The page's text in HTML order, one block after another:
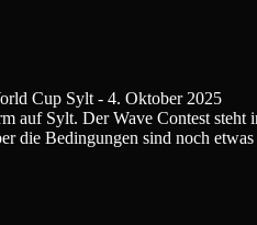
Cup Sylt - 4. Oktober 2025
auf Sylt. Der Wave Contest steht
die Bedingungen sind noch etwas